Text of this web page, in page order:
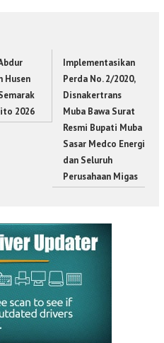
Husen
2026
Implementasikan
Perda No. 2/2020,
Disnakertrans
Muba Bawa Surat
Resmi Bupati Muba
Sasar Medco Energi
dan Seluruh
Perusahaan Migas